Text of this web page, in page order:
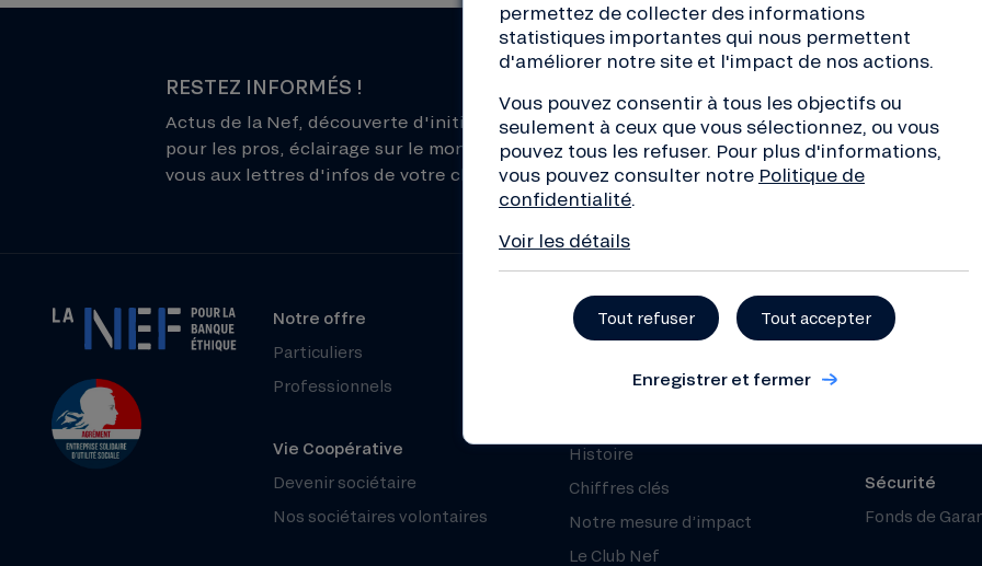
RESTEZ INFORMÉS !
Actus de la Nef, découverte d'initiatives de la transition, conseils
pour les pros, éclairage sur le monde de la finance... Inscrivez-
vous aux lettres d'infos de votre choix !
Notre offre
Particuliers
Professionnels
Vie Coopérative
Devenir sociétaire
Nos sociétaires volontaires
À propos
Projets financés
Histoire
Chiffres clés
Notre mesure d’impact
Le Club Nef
Besoin d’aide ?
Centre d’aide
Sécurité
Fonds de
permettez de collecter des informations
statistiques importantes qui nous permettent
d'améliorer notre site et l'impact de nos actions.
Vous pouvez consentir à tous les objectifs ou
seulement à ceux que vous sélectionnez, ou vous
pouvez tous les refuser. Pour plus d'informations,
vous pouvez consulter notre Politique de
confidentialité.
Voir les détails
Tout refuser Tout accepter
Enregistrer et fermer